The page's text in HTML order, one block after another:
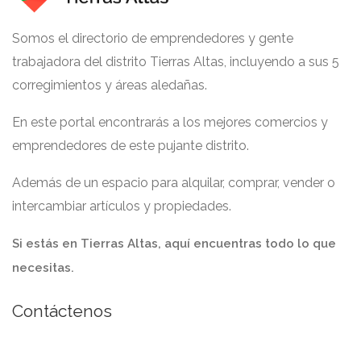
Somos el directorio de emprendedores y gente
trabajadora del distrito Tierras Altas, incluyendo a sus 5
corregimientos y áreas aledañas.
En este portal encontrarás a los mejores comercios y
emprendedores de este pujante distrito.
Además de un espacio para alquilar, comprar, vender o
intercambiar artículos y propiedades.
Si estás en Tierras Altas, aquí encuentras todo lo que
necesitas.
Contáctenos